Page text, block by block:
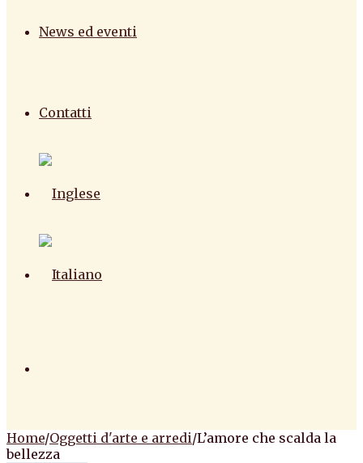
News ed eventi
Contatti
Home/Oggetti d'arte e arredi/L’amore che scalda la
bellezza